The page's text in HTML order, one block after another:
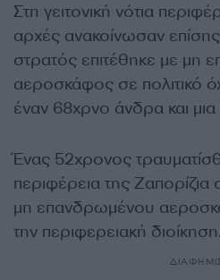
Στη γειτονική νότια
αρχές ανακοίνωσαν
στρατός επιτέθηκε με μη
αεροσκάφος σε πολιτικό
έναν 68χρνο άνδρα και
Ένας 52χρονος
περιφέρεια της
μη επανδρωμένου
την περιφερειακή διοίκηση.